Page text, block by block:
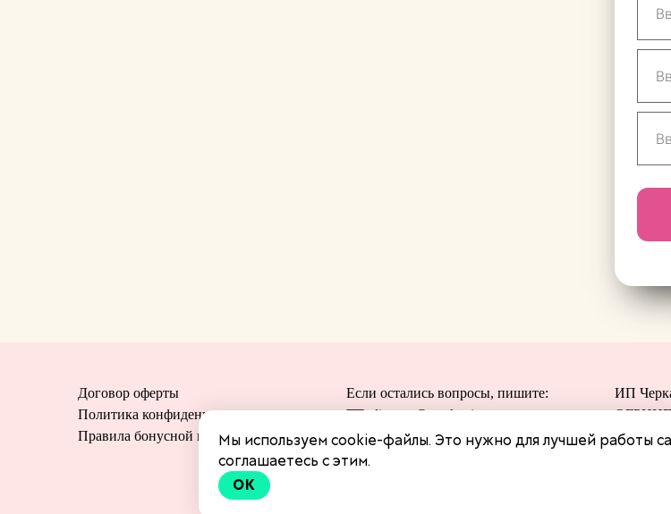
Договор оферты
Политика конфиденциальности
Правила бонусной программы
Если остались вопросы, пишите:
director@art-tkani.ru
Служба заботы о клиентах
ИП
ОГРНИП
ИНН
Мы используем cookie-файлы. Это нужно для лучшей работы
соглашаетесь с этим.
OK